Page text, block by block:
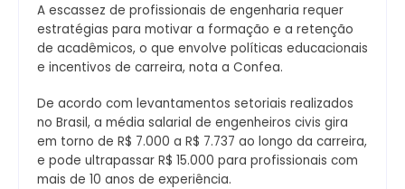
A escassez de profissionais de engenharia requer
estratégias para motivar a formação e a retenção
de acadêmicos, o que envolve políticas educacionais
e incentivos de carreira, nota a Confea.
De acordo com levantamentos setoriais realizados
no Brasil, a média salarial de engenheiros civis gira
em torno de R$ 7.000 a R$ 7.737 ao longo da carreira,
e pode ultrapassar R$ 15.000 para profissionais com
mais de 10 anos de experiência.